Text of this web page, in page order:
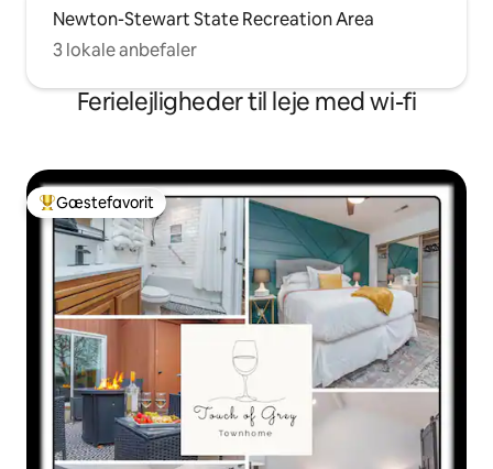
Newton-Stewart State Recreation Area
3 lokale anbefaler
Ferielejligheder til leje med wi-fi
Bedste gæstefavorit
Gæstefavorit